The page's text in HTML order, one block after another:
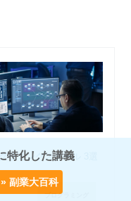
ラミングスクール 3選
プログラミング
特化した講義